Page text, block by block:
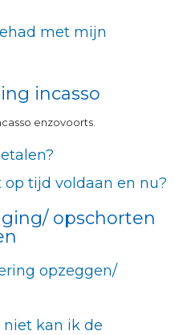
met mijn
incasso
enzovoorts.
tijd voldaan en nu?
opschorten
opzeggen/
kan ik de